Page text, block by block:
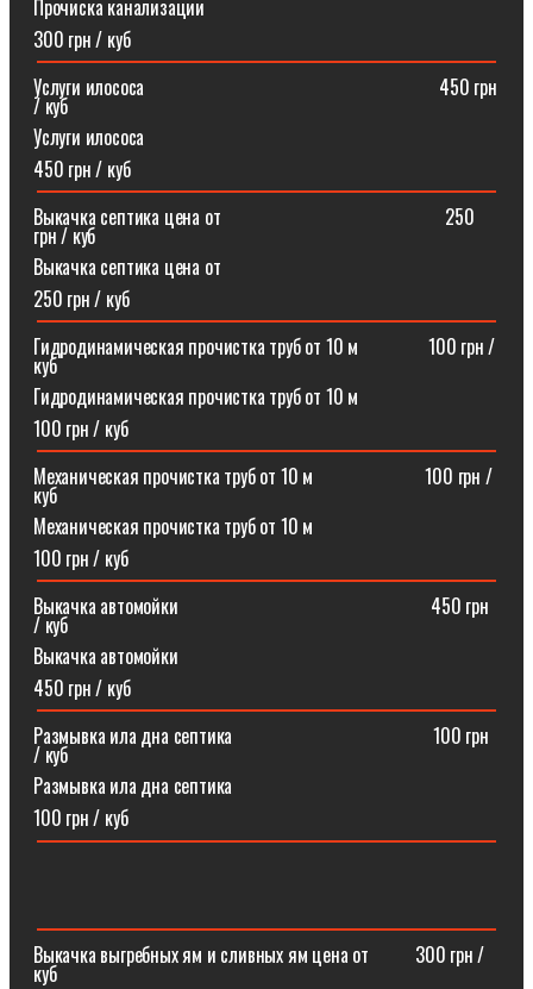
Прочиска канализации
300 грн / куб
Услуги илососа⠀⠀⠀⠀⠀⠀⠀⠀⠀⠀⠀⠀⠀⠀⠀⠀⠀⠀⠀⠀⠀450 грн
/ куб
Услуги илососа
450 грн / куб
Выкачка септика цена от⠀⠀⠀⠀⠀⠀⠀⠀⠀⠀⠀⠀⠀⠀⠀⠀250
грн / куб
Выкачка септика цена от
250 грн / куб
Гидродинамическая прочистка труб от 10 м⠀⠀⠀⠀⠀100 грн /
куб
Гидродинамическая прочистка труб от 10 м
100 грн / куб
Механическая прочистка труб от 10 м⠀⠀⠀⠀⠀⠀⠀⠀100 грн /
куб
Механическая прочистка труб от 10 м
100 грн / куб
Выкачка автомойки⠀⠀⠀⠀⠀⠀⠀⠀⠀⠀⠀⠀⠀⠀⠀⠀⠀⠀450 грн
/ куб
Выкачка автомойки
450 грн / куб
Размывка ила дна септика ⠀⠀⠀⠀⠀⠀⠀⠀⠀⠀⠀⠀⠀⠀100 грн
/ куб
Размывка ила дна септика
100 грн / куб
Выкачка выгребных ям и сливных ям цена от ⠀⠀⠀300 грн /
куб